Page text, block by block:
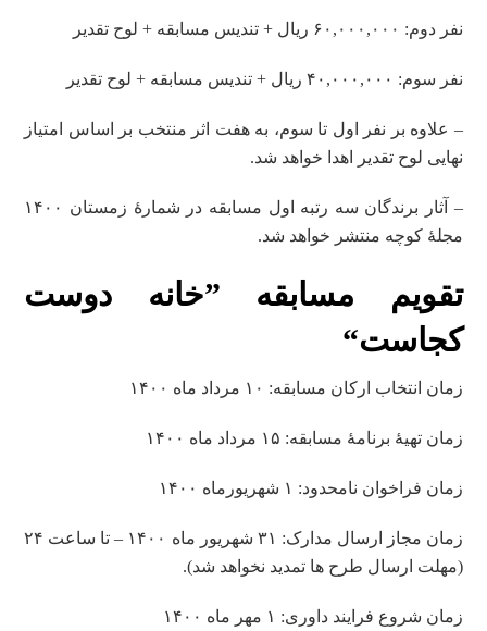
نفر دوم: ۶۰,۰۰۰,۰۰۰ ریال + تندیس مسابقه + لوح تقدیر
نفر سوم: ۴۰,۰۰۰,۰۰۰ ریال + تندیس مسابقه + لوح تقدیر
– علاوه بر نفر اول تا سوم، به هفت اثر منتخب بر اساس امتیاز
نهایی لوح تقدیر اهدا خواهد شد.
– آثار برندگان سه رتبه اول مسابقه در شمارۀ زمستان ۱۴۰۰
مجلۀ کوچه منتشر خواهد شد.
تقویم مسابقه ”خانه دوست
کجاست“
زمان انتخاب ارکان مسابقه: ۱۰ مرداد ماه ۱۴۰۰
زمان تهیۀ برنامۀ مسابقه: ۱۵ مرداد ماه ۱۴۰۰
زمان فراخوان نامحدود: ۱ شهریورماه ۱۴۰۰
زمان مجاز ارسال مدارک: ۳۱ شهریور ماه ۱۴۰۰ – تا ساعت ۲۴
(مهلت ارسال طرح‌ ها تمدید نخواهد شد).
زمان شروع فرایند داوری: ۱ مهر ماه ۱۴۰۰